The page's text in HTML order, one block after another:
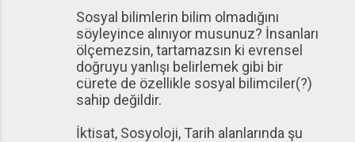
Sosyal bilimlerin bilim olmadığını
söyleyince alınıyor musunuz? İnsanları
ölçemezsin, tartamazsın ki evrensel
doğruyu yanlışı belirlemek gibi bir
cürete de özellikle sosyal bilimciler(?)
sahip değildir.
İktisat, Sosyoloji, Tarih alanlarında şu